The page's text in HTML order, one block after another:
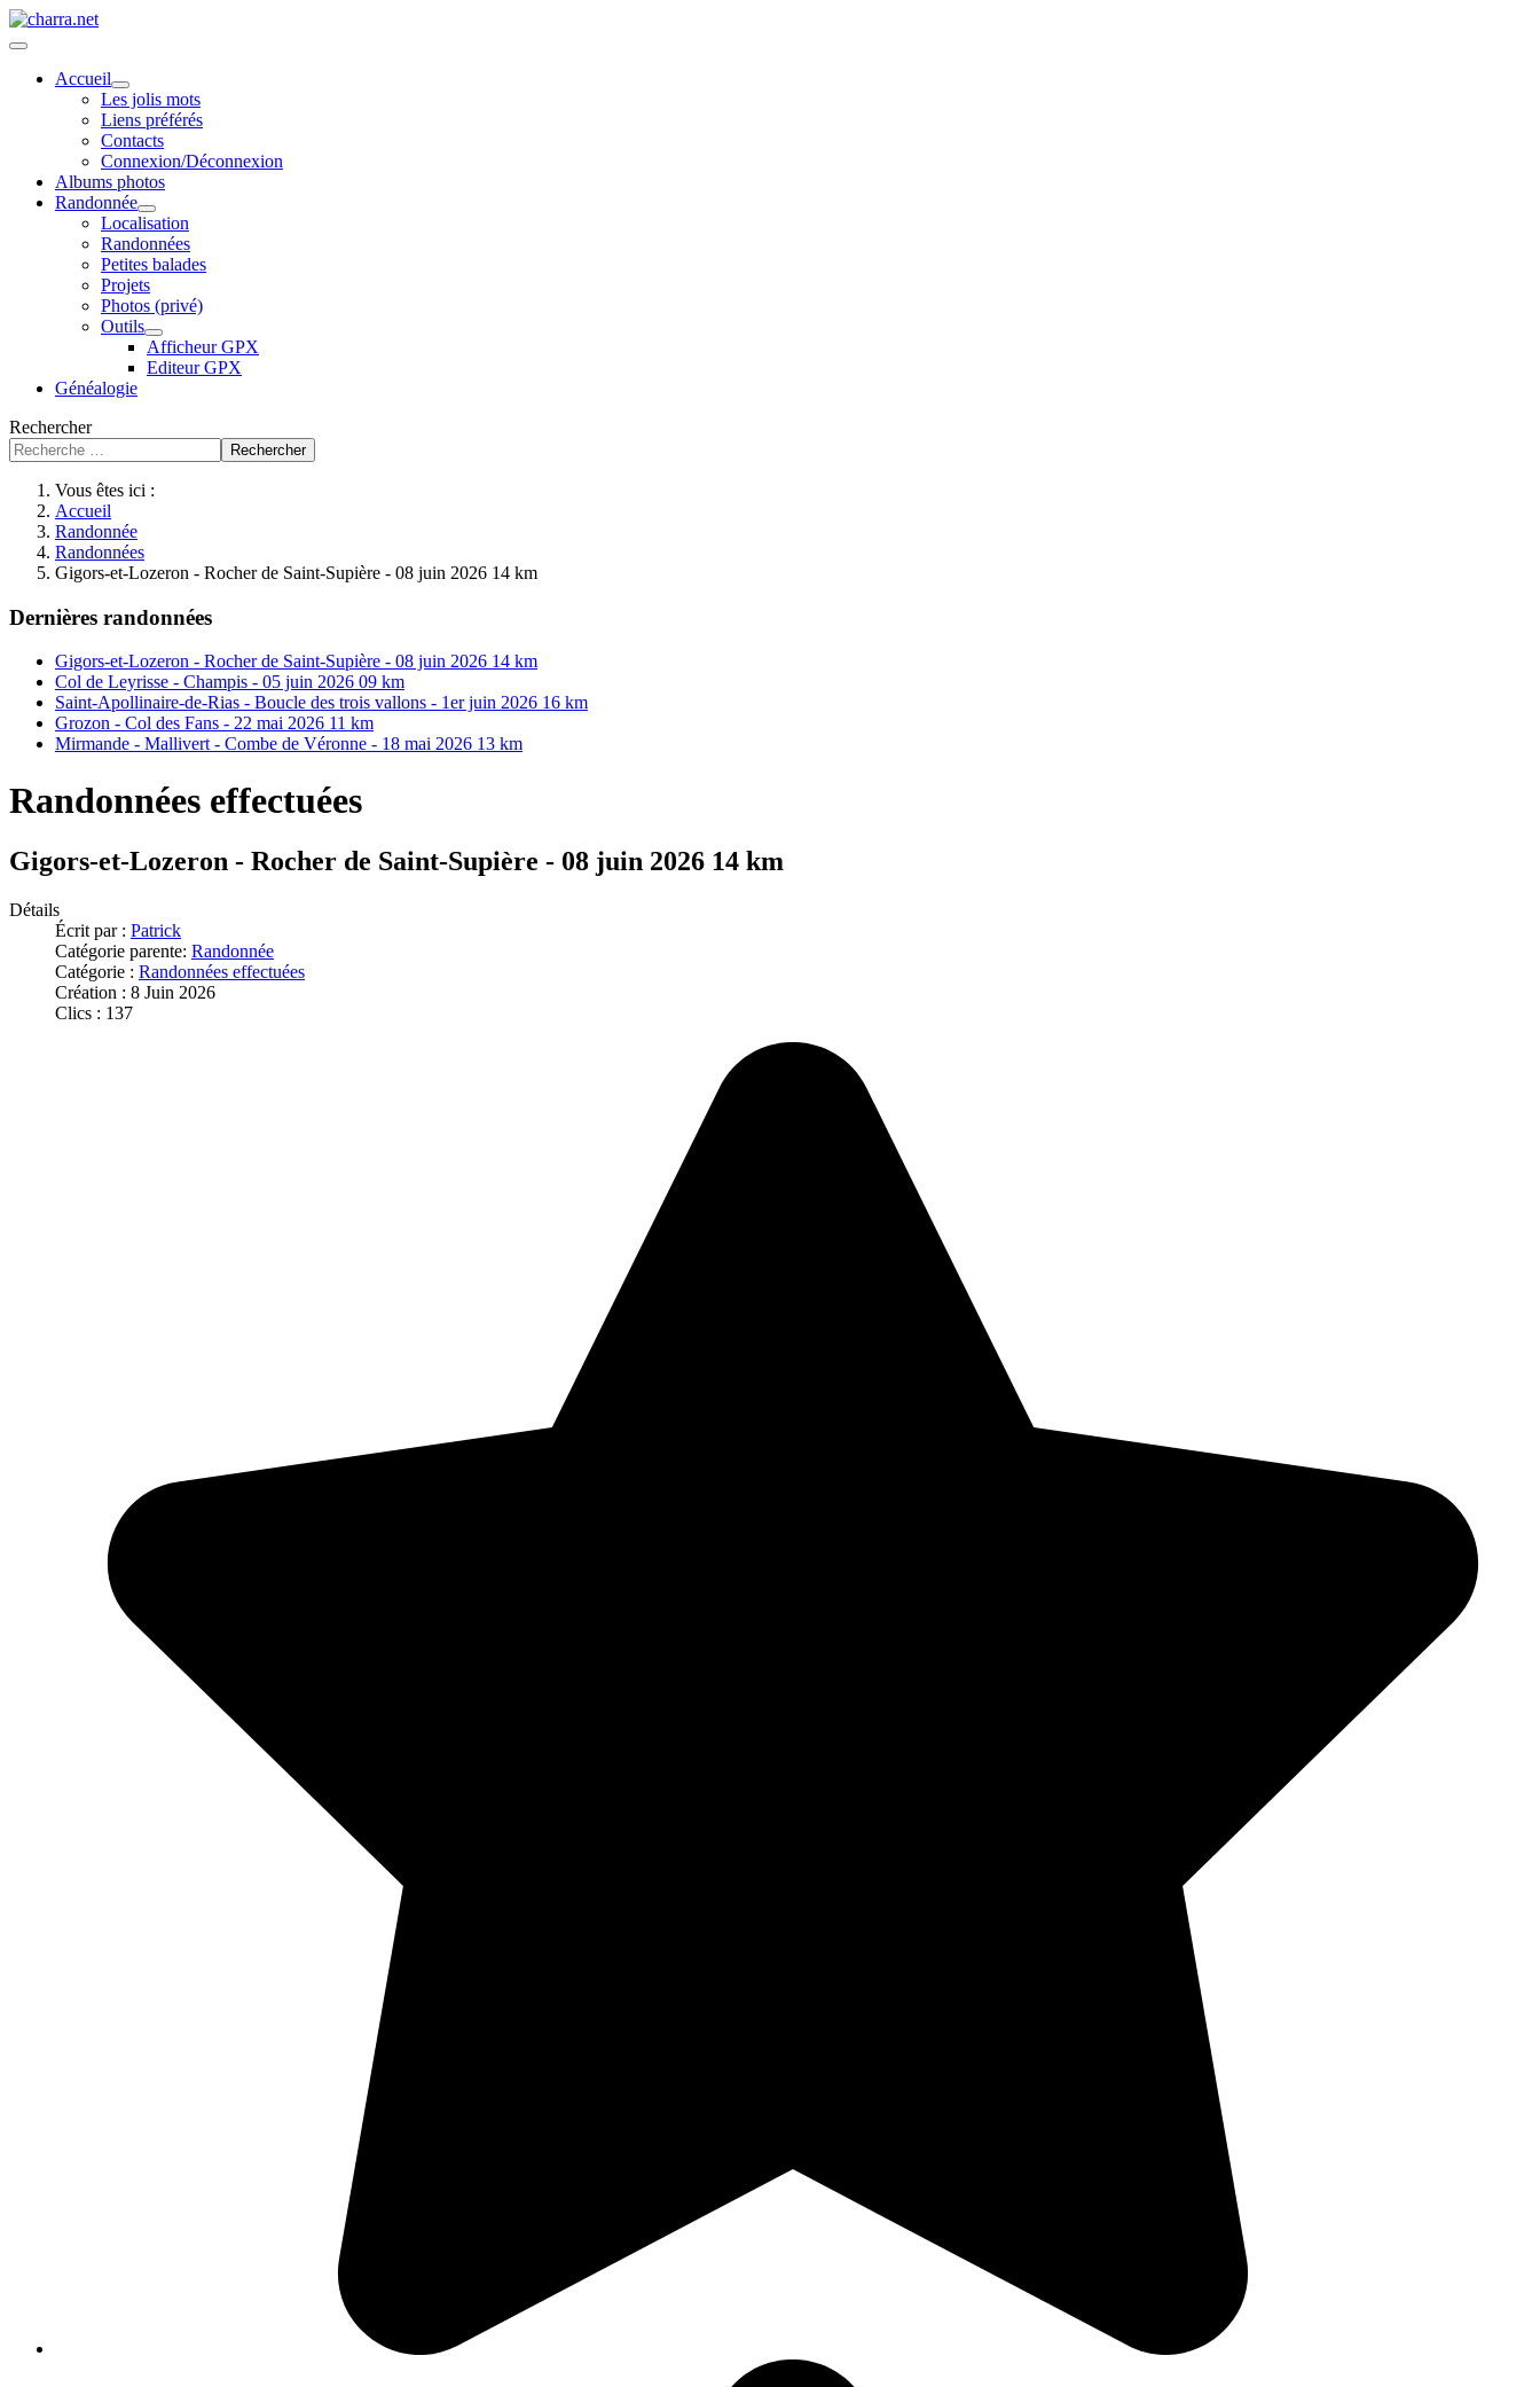
Accueil
Les jolis mots
Liens préférés
Contacts
Connexion/Déconnexion
Albums photos
Randonnée
Localisation
Randonnées
Petites balades
Projets
Photos (privé)
Outils
Afficheur GPX
Editeur GPX
Généalogie
Rechercher
Rechercher
Vous êtes ici :
Accueil
Randonnée
Randonnées
Gigors-et-Lozeron - Rocher de Saint-Supière - 08 juin 2026 14 km
Dernières randonnées
Gigors-et-Lozeron - Rocher de Saint-Supière - 08 juin 2026 14 km
Col de Leyrisse - Champis - 05 juin 2026 09 km
Saint-Apollinaire-de-Rias - Boucle des trois vallons - 1er juin 2026 16 km
Grozon - Col des Fans - 22 mai 2026 11 km
Mirmande - Mallivert - Combe de Véronne - 18 mai 2026 13 km
Randonnées effectuées
Gigors-et-Lozeron - Rocher de Saint-Supière - 08 juin 2026 14 km
Détails
Écrit par : Patrick
Catégorie parente: Randonnée
Catégorie : Randonnées effectuées
Création : 8 Juin 2026
Clics : 137